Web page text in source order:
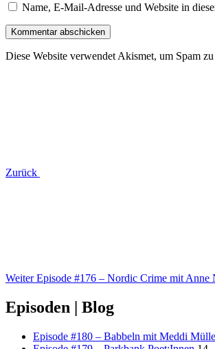
Name, E-Mail-Adresse und Website in
Diese Website verwendet Akismet, um Spam
Zurück
Weiter Episode #176 – Nordic Crime mit Anne
Episoden | Blog
Episode #180 – Babbeln mit Meddi